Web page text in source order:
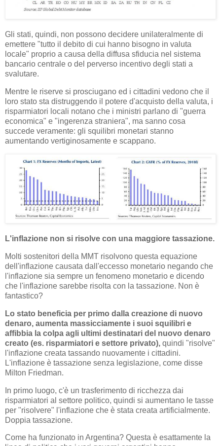
Gli stati, quindi, non possono decidere unilateralmente di
emettere "tutto il debito di cui hanno bisogno in valuta
locale" proprio a causa della diffusa sfiducia nel sistema
bancario centrale o del perverso incentivo degli stati a
svalutare.
Mentre le riserve si prosciugano ed i cittadini vedono che il
loro stato sta distruggendo il potere d'acquisto della valuta, i
risparmiatori locali notano che i ministri parlano di "guerra
economica" e "ingerenza straniera", ma sanno cosa
succede veramente: gli squilibri monetari stanno
aumentando vertiginosamente e scappano.
L'inflazione non si risolve con una maggiore tassazione.
Molti sostenitori della MMT risolvono questa equazione
dell'inflazione causata dall'eccesso monetario negando che
l'inflazione sia sempre un fenomeno monetario e dicendo
che l'inflazione sarebbe risolta con la tassazione. Non è
fantastico?
Lo stato beneficia per primo dalla creazione di nuovo
denaro, aumenta massicciamente i suoi squilibri e
affibbia la colpa agli ultimi destinatari del nuovo denaro
creato (es. risparmiatori e settore privato), quindi "risolve"
l'inflazione creata tassando nuovamente i cittadini.
L'inflazione è tassazione senza legislazione, come disse
Milton Friedman.
In primo luogo, c'è un trasferimento di ricchezza dai
risparmiatori al settore politico, quindi si aumentano le tasse
per "risolvere" l'inflazione che è stata creata artificialmente.
Doppia tassazione.
Come ha funzionato in Argentina? Questa è esattamente la